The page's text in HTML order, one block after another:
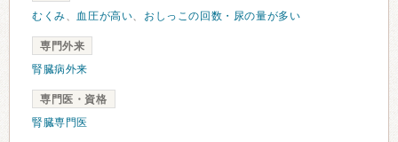
むくみ、 血圧が高い、 おしっこの回数・尿の量が多い
専門外来
腎臓病外来
専門医・資格
腎臓専門医